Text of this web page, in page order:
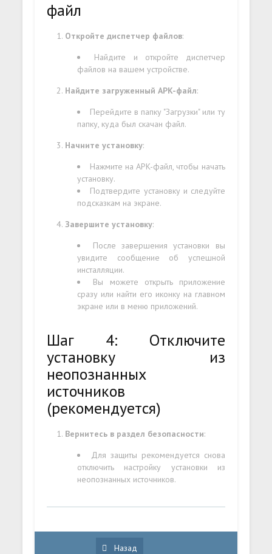
файл
Откройте диспетчер файлов:
Найдите и откройте диспетчер
файлов на вашем устройстве.
Найдите загруженный APK-файл:
Перейдите в папку "Загрузки" или ту
папку, куда был скачан файл.
Начните установку:
Нажмите на APK-файл, чтобы начать
установку.
Подтвердите установку и следуйте
подсказкам на экране.
Завершите установку:
После завершения установки вы
увидите сообщение об успешной
инсталляции.
Вы можете открыть приложение
сразу или найти его иконку на главном
экране или в меню приложений.
Шаг 4: Отключите
установку из
неопознанных
источников
(рекомендуется)
Вернитесь в раздел безопасности:
Для защиты рекомендуется снова
отключить настройку установки из
неопознанных источников.
Назад